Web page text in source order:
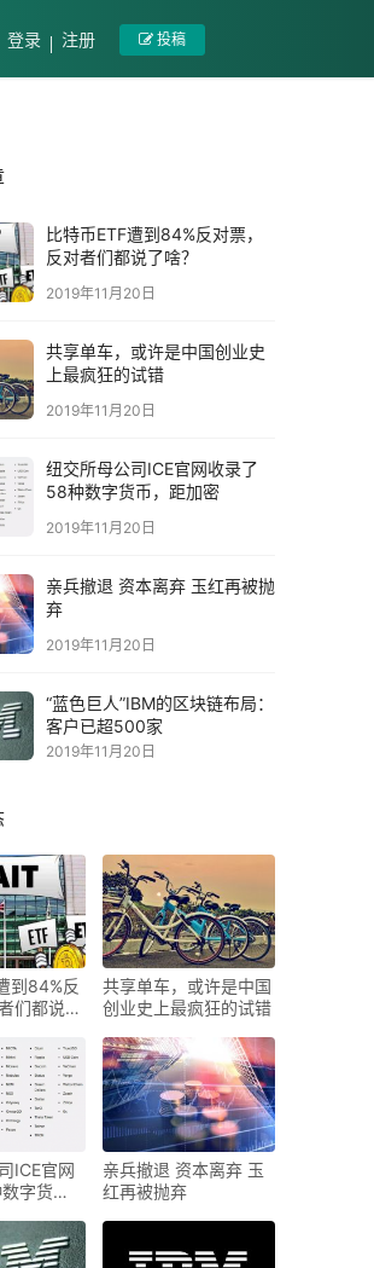
登录 注册 投稿
比特币ETF遭到84%反对票，
反对者们都说了啥？
2019年11月20日
共享单车，或许是中国创业史
上最疯狂的试错
2019年11月20日
纽交所母公司ICE官网收录了
58种数字货币，距加密
2019年11月20日
亲兵撤退 资本离弃 玉红再被抛
弃
2019年11月20日
“蓝色巨人”IBM的区块链布局：
客户已超500家
2019年11月20日
到84%反
们都说了
共享单车，或许是中国
创业史上最疯狂的试错
ICE官网
字货
亲兵撤退 资本离弃 玉
红再被抛弃